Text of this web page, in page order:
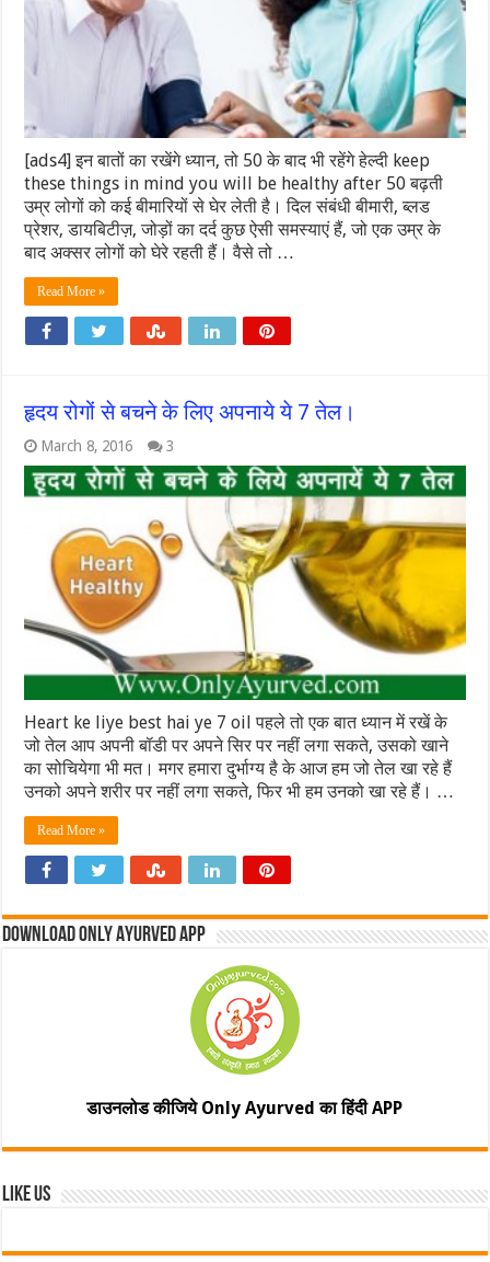
[ads4] इन बातों का रखेंगे ध्यान, तो 50 के बाद भी रहेंगे हेल्दी keep
these things in mind you will be healthy after 50 बढ़ती
उम्र लोगों को कई बीमारियों से घेर लेती है। दिल संबंधी बीमारी, ब्लड
प्रेशर, डायबिटीज़, जोड़ों का दर्द कुछ ऐसी समस्याएं हैं, जो एक उम्र के
बाद अक्सर लोगों को घेरे रहती हैं। वैसे तो …
Read More »
हृदय रोगों से बचने के लिए अपनाये ये 7 तेल।
March 8, 2016 3
Heart ke liye best hai ye 7 oil पहले तो एक बात ध्यान में रखें के
जो तेल आप अपनी बॉडी पर अपने सिर पर नहीं लगा सकते, उसको खाने
का सोचियेगा भी मत। मगर हमारा दुर्भाग्य है के आज हम जो तेल खा रहे हैं
उनको अपने शरीर पर नहीं लगा सकते, फिर भी हम उनको खा रहे हैं। …
Read More »
Download Only Ayurved App
डाउनलोड कीजिये Only Ayurved का हिंदी APP
Like Us